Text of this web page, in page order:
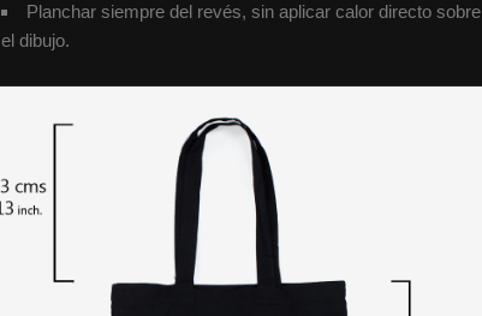
Planchar siempre del revés, sin aplicar calor directo sobre
el dibujo.